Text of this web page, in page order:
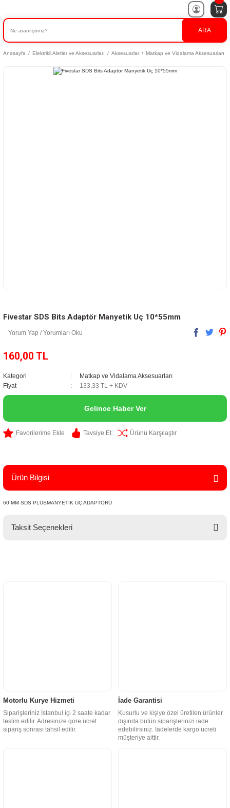
ARA
Anasayfa Elektrikli Aletler ve Aksesuarları Aksesuarlar Matkap ve Vidalama Aksesuarları
Fivestar SDS Bits Adaptör Manyetik Uç 10*55mm
Yorum Yap / Yorumları Oku
160,00 TL
Kategori
Matkap ve Vidalama Aksesuarları
Fiyat
133,33 TL + KDV
Gelince Haber Ver
Tavsiye Et Ürünü Karşılaştır
Ürün Bilgisi
60 MM SDS PLUSMANYETİK UÇ ADAPTÖRÜ
Taksit Seçenekleri
Motorlu Kurye Hizmeti
Siparişleriniz İstanbul içi 2 saate kadar
teslim edilir. Adresinize göre ücret
sipariş sonrası tahsil edilir.
İade Garantisi
Kusurlu ve kişiye özel üretilen ürünler
dışında bütün siparişlerinizi iade
edebilirsiniz. İadelerde kargo ücreti
müşteriye aittir.